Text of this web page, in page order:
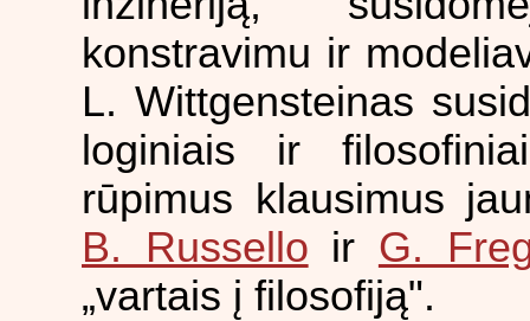
konstravimu ir
L. Wittgensteinas
loginiais ir
rūpimus klausimus
B. Russello ir G.
„vartais į filosofiją".